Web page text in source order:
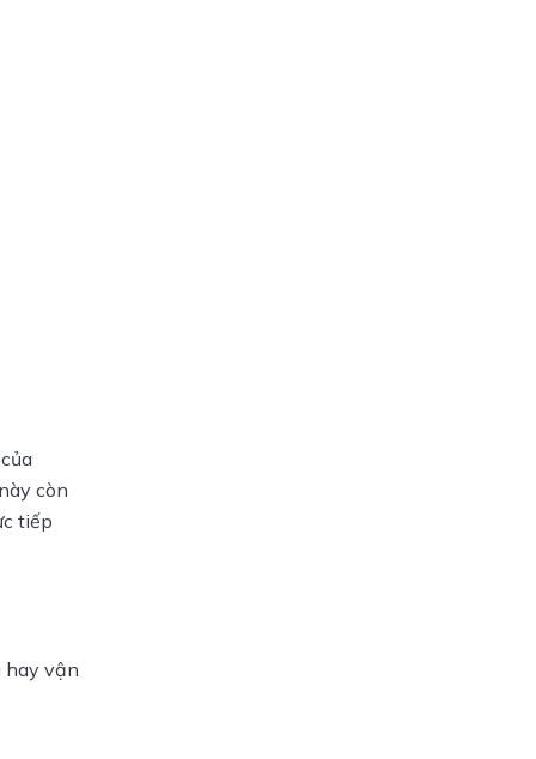
còn
tiếp
hay vận